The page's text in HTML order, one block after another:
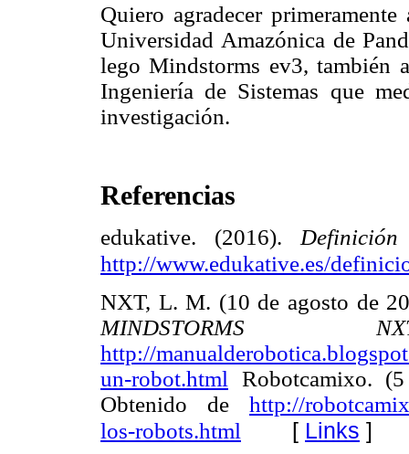
Quiero agradecer
Universidad Amazónica de
lego Mindstorms ev3, también
Ingeniería de Sistemas que
investigación.
Referencias
edukative. (2016).
http://www.edukative.es/
NXT, L. M. (10 de agosto de
http://
un-robot.html Robotcamixo.
Obtenido de http://
los-robots.html [ Links ]